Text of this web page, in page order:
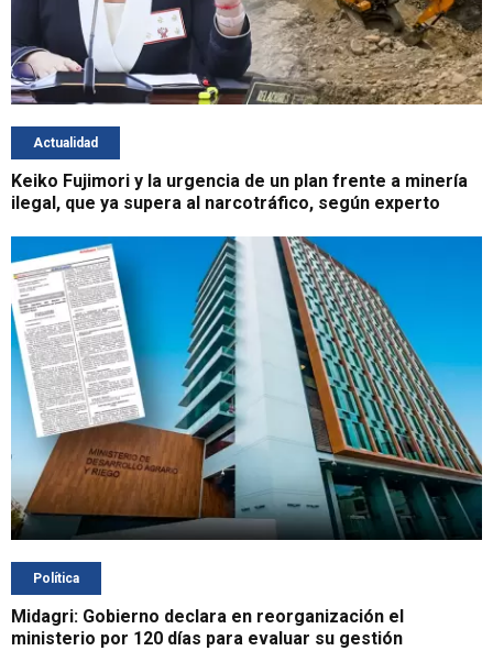
Actualidad
Keiko Fujimori y la urgencia de un plan frente a minería
ilegal, que ya supera al narcotráfico, según experto
Política
Midagri: Gobierno declara en reorganización el
ministerio por 120 días para evaluar su gestión